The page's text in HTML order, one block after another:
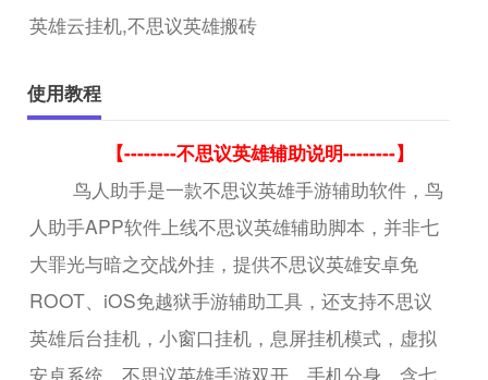
英雄云挂机,不思议英雄搬砖
使用教程
【--------不思议英雄辅助说明--------】
鸟人助手是一款不思议英雄手游辅助软件，鸟
人助手APP软件上线不思议英雄辅助脚本，并非七
大罪光与暗之交战外挂，提供不思议英雄安卓免
ROOT、iOS免越狱手游辅助工具，还支持不思议
英雄后台挂机，小窗口挂机，息屏挂机模式，虚拟
安卓系统、不思议英雄手游双开、手机分身，含七